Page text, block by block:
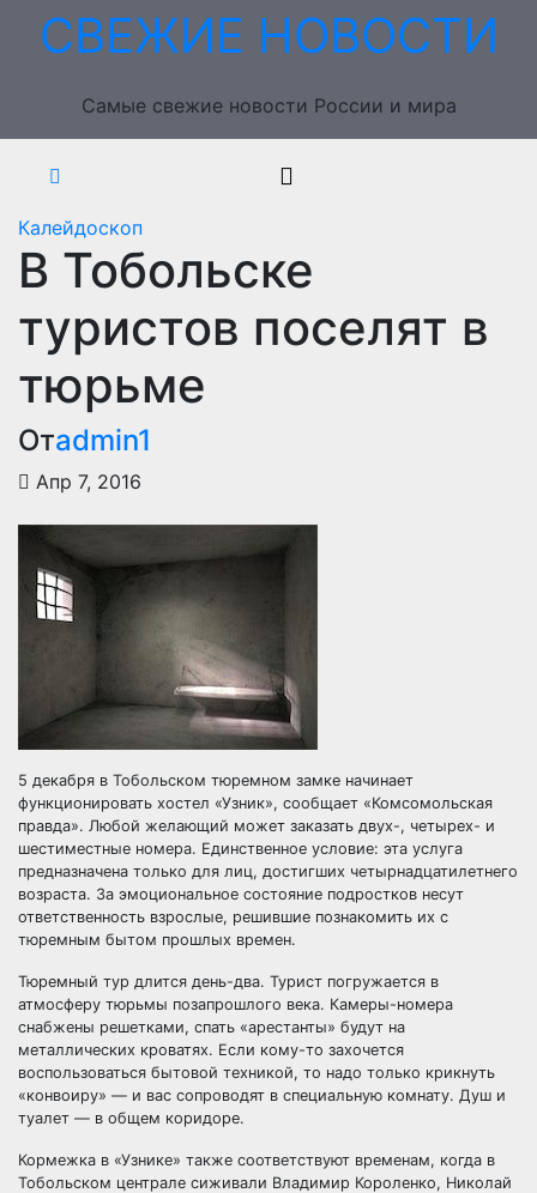
ПерейтиСВЕЖИЕ НОВОСТИ
Самые свежие новости России и мира
Калейдоскоп
В Тобольске
туристов поселят в
тюрьме
Отadmin1
Апр 7, 2016
5 декабря в Тобольском тюремном замке начинает
функционировать хостел «Узник», сообщает «Комсомольская
правда». Любой желающий может заказать двух-, четырех- и
шестиместные номера. Единственное условие: эта услуга
предназначена только для лиц, достигших четырнадцатилетнего
возраста. За эмоциональное состояние подростков несут
ответственность взрослые, решившие познакомить их с
тюремным бытом прошлых времен.
Тюремный тур длится день-два. Турист погружается в
атмосферу тюрьмы позапрошлого века. Камеры-номера
снабжены решетками, спать «арестанты» будут на
металлических кроватях. Если кому-то захочется
воспользоваться бытовой техникой, то надо только крикнуть
«конвоиру» — и вас сопроводят в специальную комнату. Душ и
туалет — в общем коридоре.
Кормежка в «Узнике» также соответствуют временам, когда в
Тобольском централе сиживали Владимир Короленко, Николай